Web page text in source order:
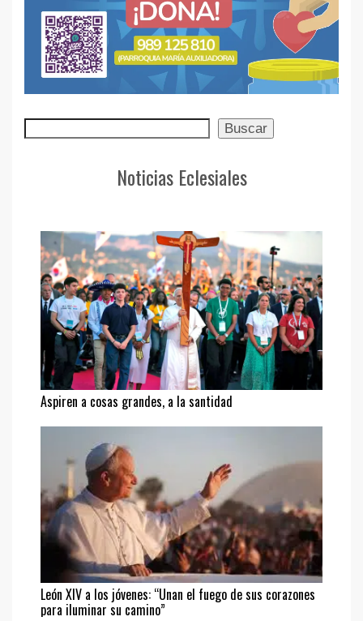
Buscar Buscar
Noticias Eclesiales
Aspiren a cosas grandes, a la santidad
León XIV a los jóvenes: “Unan el fuego de sus corazones
para iluminar su camino”